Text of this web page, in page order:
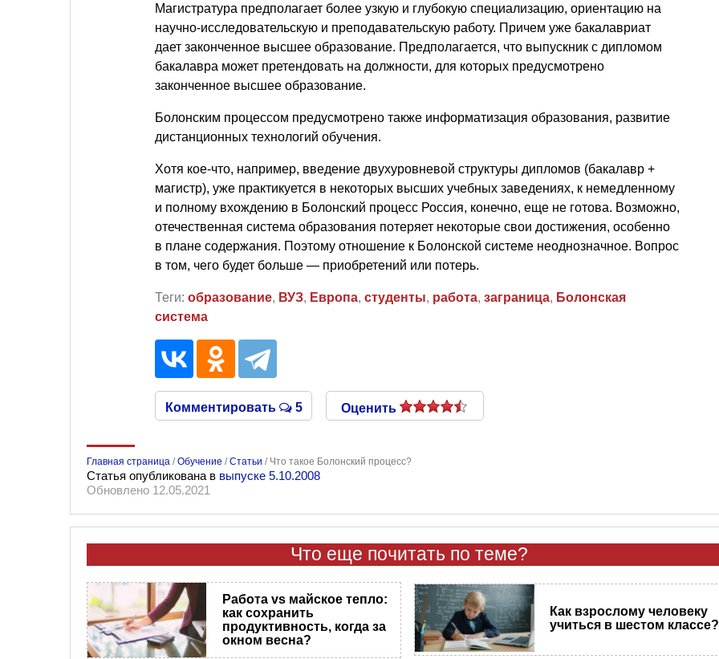
Магистратура предполагает более узкую и глубокую специализацию, ориентацию на
научно-исследовательскую и преподавательскую работу. Причем уже бакалавриат
дает законченное высшее образование. Предполагается, что выпускник с дипломом
бакалавра может претендовать на должности, для которых предусмотрено
законченное высшее образование.
Болонским процессом предусмотрено также информатизация образования, развитие
дистанционных технологий обучения.
Хотя кое-что, например, введение двухуровневой структуры дипломов (бакалавр +
магистр), уже практикуется в некоторых высших учебных заведениях, к немедленному
и полному вхождению в Болонский процесс Россия, конечно, еще не готова. Возможно,
отечественная система образования потеряет некоторые свои достижения, особенно
в плане содержания. Поэтому отношение к Болонской системе неоднозначное. Вопрос
в том, чего будет больше — приобретений или потерь.
Теги: образование, ВУЗ, Европа, студенты, работа, заграница, Болонская
система
Комментировать 5 Оценить
Главная страница /Обучение /Статьи / Что такое Болонский процесс?
Статья опубликована в выпуске 5.10.2008
Обновлено 12.05.2021
Что еще почитать по теме?
Работа vs майское тепло:
как сохранить
продуктивность, когда за
окном весна?
Как взрослому человеку
учиться в шестом классе?